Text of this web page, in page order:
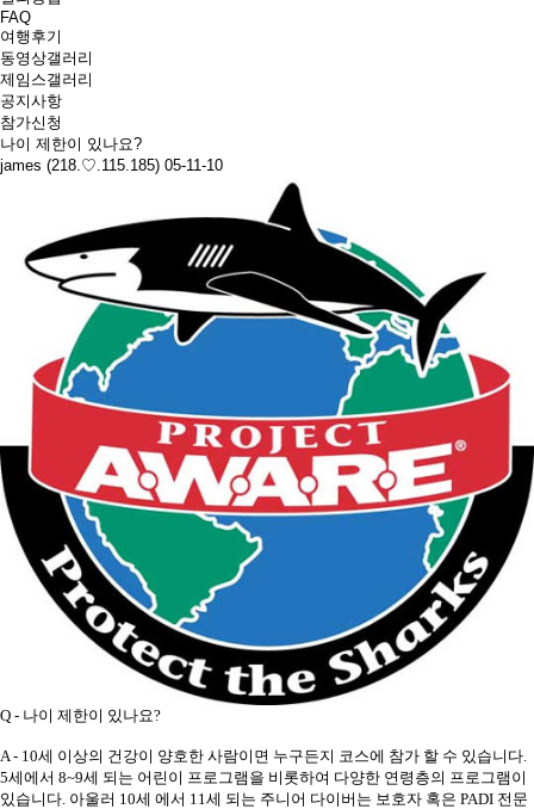
FAQ
여행후기
동영상갤러리
제임스갤러리
공지사항
참가신청
나이 제한이 있나요?
james (218.♡.115.185) 05-11-10
Q - 나이 제한이 있나요?
A - 10세 이상의 건강이 양호한 사람이면 누구든지 코스에 참가 할 수 있습니다
5세에서 8~9세 되는 어린이 프로그램을 비롯하여 다양한 연령층의 프로그램이
있습니다 아울러 10세 에서 11 세 되는 주니어 다이버는 보호자 혹은 PADI 전문